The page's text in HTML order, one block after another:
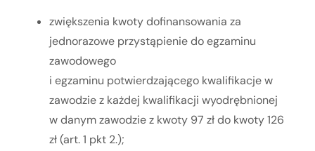
zwiększenia kwoty dofinansowania za
jednorazowe przystąpienie do egzaminu
zawodowego
i egzaminu potwierdzającego kwalifikacje w
zawodzie z każdej kwalifikacji wyodrębnionej
w danym zawodzie z kwoty 97 zł do kwoty 126
zł (art. 1 pkt 2.);